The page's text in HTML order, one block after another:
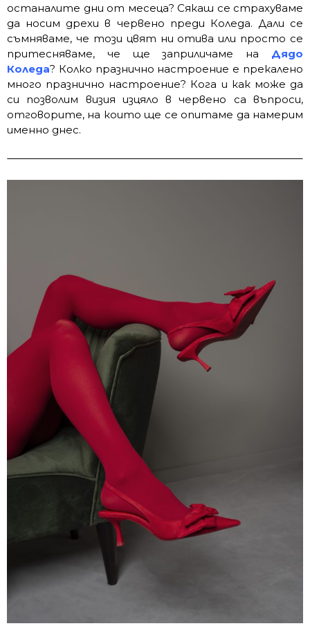
останалите дни от месеца? Сякаш се страхуваме
да носим дрехи в червено преди Коледа. Дали се
съмняваме, че този цвят ни отива или просто се
притесняваме, че ще заприличаме на Дядо
Коледа? Колко празнично настроение е прекалено
много празнично настроение? Кога и как може да
си позволим визия изцяло в червено са въпроси,
отговорите, на които ще се опитаме да намерим
именно днес.